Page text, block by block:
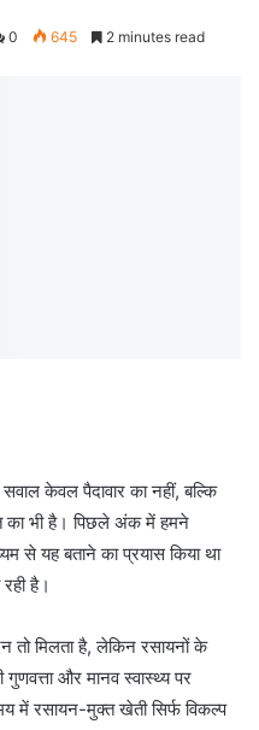
0 645 2 minutes read
केवल पैदावार का नहीं, बल्कि
का भी है। पिछले अंक में हमने
से यह बताने का प्रयास किया था
है।
तो मिलता है, लेकिन रसायनों के
गुणवत्ता और मानव स्वास्थ्य पर
में रसायन-मुक्त खेती सिर्फ विकल्प